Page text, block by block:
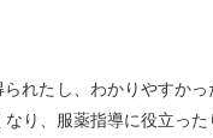
れたし、わかりやすか
り、服薬指導に役立った